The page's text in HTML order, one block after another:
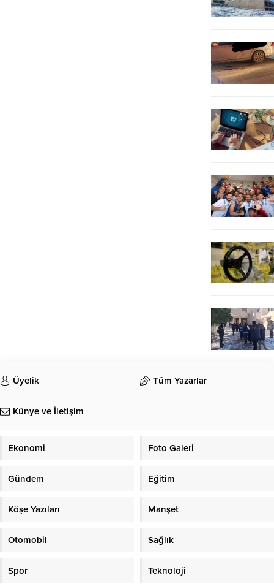
Üyelik Tüm Yazarlar
Künye ve İletişim
Ekonomi Foto Galeri
Gündem Eğitim
Köşe Yazıları Manşet
Otomobil Sağlık
Spor Teknoloji